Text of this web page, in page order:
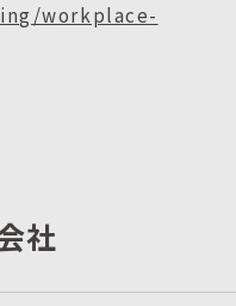
workplace-
社